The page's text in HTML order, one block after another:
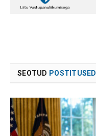
SEOTUD POSTITUSED